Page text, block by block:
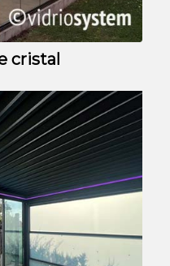
cristal